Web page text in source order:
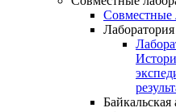
Совместные